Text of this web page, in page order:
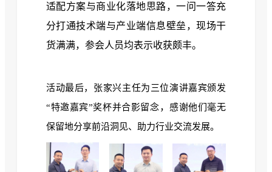
适配方案与商业化落地思路，一问一答充
分打通技术端与产业端信息壁垒，现场干
货满满，参会人员均表示收获颇丰。
活动最后， 张家兴主任为三位演讲嘉宾颁发
“特邀嘉宾”奖杯并合影留念，感谢他们毫无
保留地分享前沿洞见、助力行业交流发展。